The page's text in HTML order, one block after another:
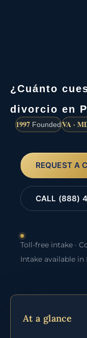
¿Cuánto
divorcio en
1997 FoundedVA ·
REQUEST A
CALL (888)
Toll-free intake ·
Intake available in
At a glance